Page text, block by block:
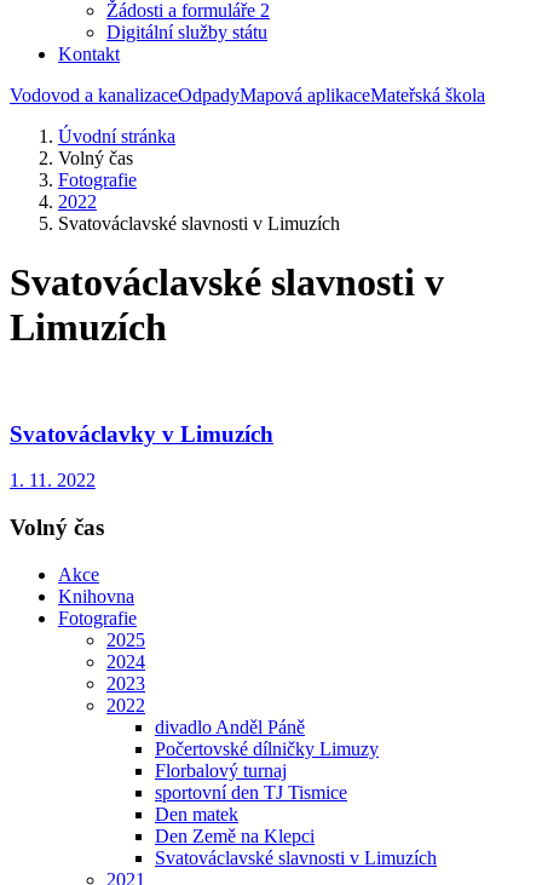
Žádosti a formuláře 2
Digitální služby státu
Kontakt
Vodovod a kanalizaceOdpadyMapová aplikaceMateřská škola
Úvodní stránka
Volný čas
Fotografie
2022
Svatováclavské slavnosti v Limuzích
Svatováclavské slavnosti v
Limuzích
Svatováclavky v Limuzích
1. 11. 2022
Volný čas
Akce
Knihovna
Fotografie
2025
2024
2023
2022
divadlo Anděl Páně
Počertovské dílničky Limuzy
Florbalový turnaj
sportovní den TJ Tismice
Den matek
Den Země na Klepci
Svatováclavské slavnosti v Limuzích
2021